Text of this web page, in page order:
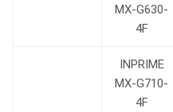
MX-G630-
4F
INPRIME
MX-G710-
4F